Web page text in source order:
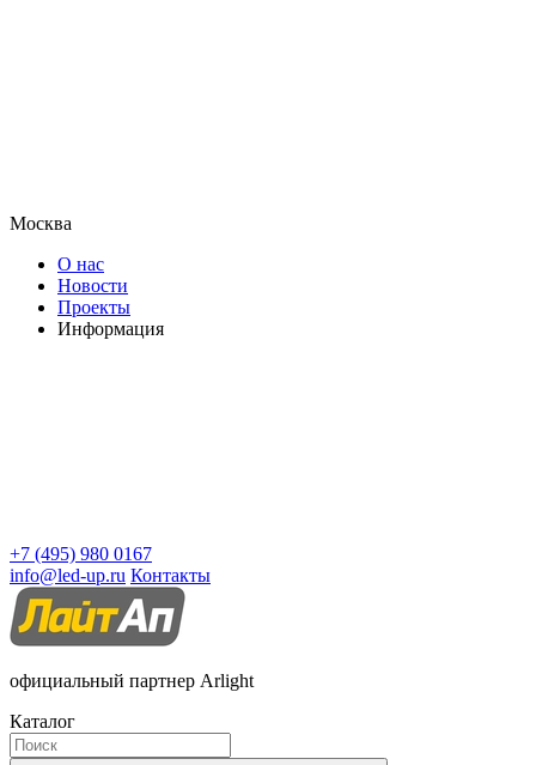
Москва
О нас
Новости
Проекты
Информация
+7 (495) 980 0167
info@led-up.ru Контакты
официальный партнер Arlight
Каталог